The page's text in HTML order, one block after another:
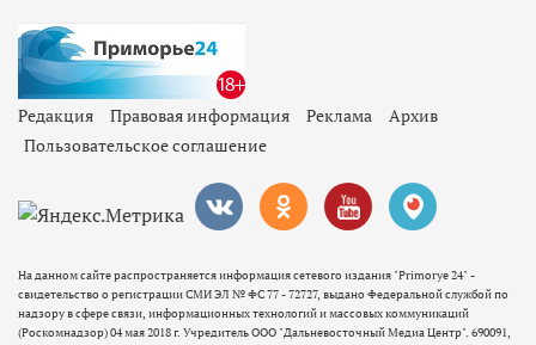
Редакция Правовая информация Реклама
Архив
Пользовательское соглашение
На данном сайте распространяется информация сетевого издания "Primorye 24" -
свидетельство о регистрации СМИ ЭЛ № ФС 77 - 72727, выдано Федеральной службой по
надзору в сфере связи, информационных технологий и массовых коммуникаций
(Роскомнадзор) 04 мая 2018 г. Учредитель ООО "Дальневосточный Медиа Центр". 690091,